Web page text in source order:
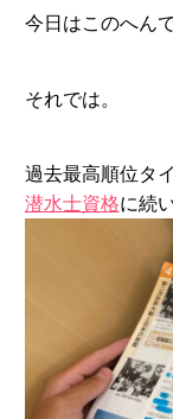
今日はこのへんで
それでは。
過去最高順位タ
潜水士資格に続